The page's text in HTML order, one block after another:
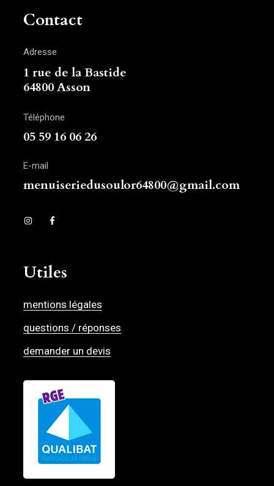
Contact
Adresse
1 rue de la Bastide
64800 Asson
Téléphone
05 59 16 06 26
E-mail
menuiseriedusoulor64800@gmail.com
Utiles
mentions légales
questions / réponses
demander un devis